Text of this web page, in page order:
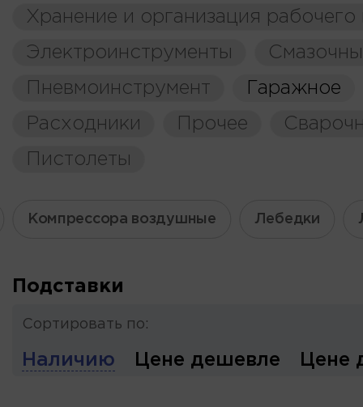
Хранение и организация рабочего
Электроинструменты
Пневмоинструмент
Гаражное
Расходники
Прочее
Пистолеты
Компрессора воздушные Лебедки
Подставки
Сортировать по:
Наличию Цене дешевле Цене